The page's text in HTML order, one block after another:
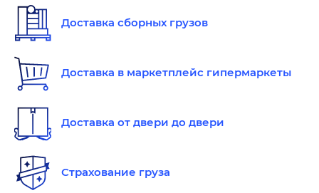
Доставка сборных грузов
Доставка в маркетплейс гипермаркеты
Доставка от двери до двери
Страхование груза